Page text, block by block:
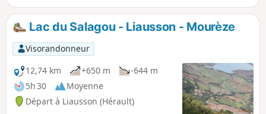
Lac du Salagou - Liausson - Mourèze
Visorandonneur
12,74 km
+650 m
-644 m
5h 30
Moyenne
Départ à Liausson (Hérault)